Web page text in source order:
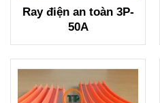
Ray điện an toàn 3P-
50A